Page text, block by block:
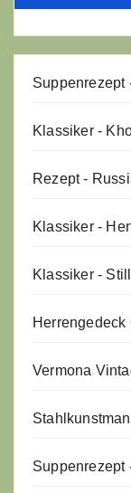
Suppenrezept
Klassiker -
Rezept -
Klassiker -
Klassiker -
Herrengedeck
Vermona
Suppenrezept